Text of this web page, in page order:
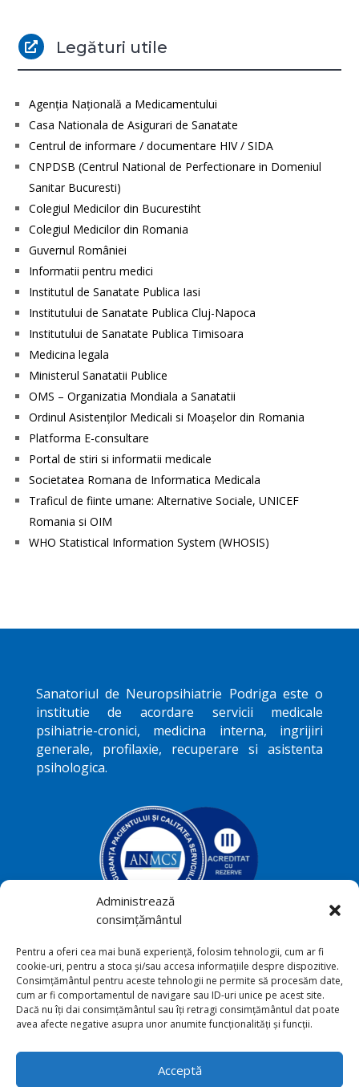
Administrează
consimțământul
Pentru a oferi cea mai bună experiență, folosim tehnologii, cum ar fi
cookie-uri, pentru a stoca și/sau accesa informațiile despre dispozitive.
Consimțământul pentru aceste tehnologii ne permite să procesăm date,
cum ar fi comportamentul de navigare sau ID-uri unice pe acest site.
Dacă nu îți dai consimțământul sau îți retragi consimțământul dat poate
avea afecte negative asupra unor anumite funcționalități și funcții.
Acceptă
 Legături utile
Agenţia Naţională a Medicamentului
Casa Nationala de Asigurari de Sanatate
Centrul de informare / documentare HIV / SIDA
CNPDSB (Centrul National de Perfectionare in Domeniul
Sanitar Bucuresti)
Colegiul Medicilor din Bucurestiht
Colegiul Medicilor din Romania
Guvernul României
Informatii pentru medici
Institutul de Sanatate Publica Iasi
Institutului de Sanatate Publica Cluj-Napoca
Institutului de Sanatate Publica Timisoara
Medicina legala
Ministerul Sanatatii Publice
OMS – Organizatia Mondiala a Sanatatii
Ordinul Asistenţilor Medicali si Moaşelor din Romania
Platforma E-consultare
Portal de stiri si informatii medicale
Societatea Romana de Informatica Medicala
Traficul de fiinte umane: Alternative Sociale, UNICEF
Romania si OIM
WHO Statistical Information System (WHOSIS)
Sanatoriul de Neuropsihiatrie Podriga este o
institutie de acordare servicii medicale
psihiatrie-cronici, medicina interna, ingrijiri
generale, profilaxie, recuperare si asistenta
psihologica.

Podriga, com. Draguseni, jud.
Botoşani
 +40231 541 211